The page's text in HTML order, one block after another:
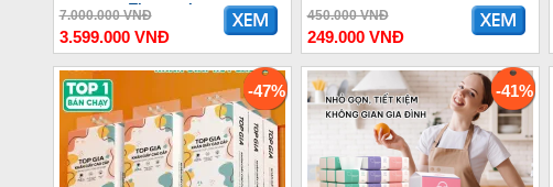
Thượng Lưu
7.000.000 VNĐ
3.599.000 VNĐ
450.000 VNĐ
249.000 VNĐ
-47% -41%